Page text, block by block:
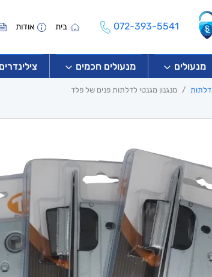
072-393-5541 בית אודות
מנעולים מנעולים חכמים צילינדרים
דלתות מנגנון מגנטי לדלתות פנים של פלד